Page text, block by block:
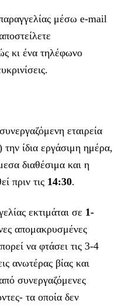
μέσω e-mail
κι ένα τηλέφωνο
εταιρεία
την ίδια εργάσιμη ημέρα,
διαθέσιμα και η
πριν τις 14:30.
εκτιμάται σε 1-
απομακρυσμένες
να φτάσει τις 3-4
ανωτέρας βίας και
συνεργαζόμενες
τα οποία δεν